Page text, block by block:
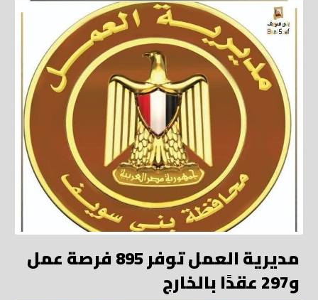
مديرية العمل توفر 895 فرصة عمل
و297 عقدًا بالخارج